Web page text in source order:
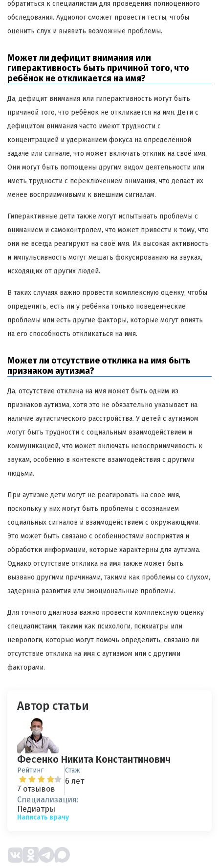
обратиться к специалистам для проведения полноценного
обследования. Аудиолог сможет провести тесты, чтобы
оценить слух и выявить возможные проблемы.
Может ли дефицит внимания или
гиперактивность быть причиной того, что
ребёнок не откликается на имя?
Да, дефицит внимания или гиперактивность могут быть
причиной того, что ребёнок не откликается на имя. Дети с
дефицитом внимания часто имеют трудности с
концентрацией и удержанием фокуса на определённой
задаче или сигнале, что может включать отклик на своё имя.
Они могут быть поглощены другим видом деятельности или
иметь трудности с переключением внимания, что делает их
менее восприимчивыми к внешним сигналам.
Гиперактивные дети также могут испытывать проблемы с
вниманием и самоконтролем, что может привести к тому, что
они не всегда реагируют на своё имя. Их высокая активность
и импульсивность могут мешать фокусированию на звуках,
исходящих от других людей.
В таких случаях важно провести комплексную оценку, чтобы
определить, есть ли у ребёнка только поведенческие
проблемы или есть другие факторы, которые могут влиять
на его способность откликаться на имя.
Может ли отсутствие отклика на имя быть
признаком аутизма?
Да, отсутствие отклика на имя может быть одним из
признаков аутизма, хотя это не обязательно указывает на
наличие аутистического расстройства. У детей с аутизмом
могут быть трудности с социальным взаимодействием и
коммуникацией, что может включать невосприимчивость к
звукам, особенно в контексте взаимодействия с другими
людьми.
При аутизме дети могут не реагировать на своё имя,
поскольку у них могут быть проблемы с осознанием
социальных сигналов и взаимодействием с окружающими.
Это может быть связано с особенностями восприятия и
обработки информации, которые характерны для аутизма.
Однако отсутствие отклика на имя также может быть
вызвано другими причинами, такими как проблемы со слухом,
задержка развития или эмоциональные проблемы.
Для точного диагноза важно провести комплексную оценку
специалистами, такими как психологи, психиатры или
неврологи, которые могут помочь определить, связано ли
отсутствие отклика на имя с аутизмом или с другими
факторами.
Автор статьи
Фесенко Никита Константинович
Рейтинг
7 отзывов
Стаж
6 лет
Специализация:
Педиатры
Написать врачу